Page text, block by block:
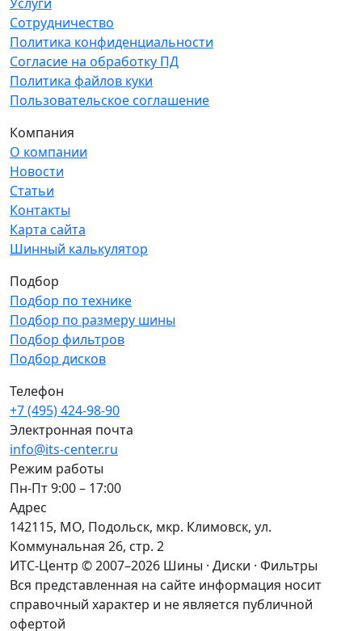
Сотрудничество
Политика конфиденциальности
Согласие на обработку ПД
Политика файлов куки
Пользовательское соглашение
Компания
О компании
Новости
Статьи
Контакты
Карта сайта
Шинный калькулятор
Подбор
Подбор по технике
Подбор по размеру шины
Подбор фильтров
Подбор дисков
Телефон
+7 (495) 424-98-90
Электронная почта
info@its-center.ru
Режим работы
Пн-Пт 9:00 – 17:00
Адрес
142115, МО, Подольск, мкр. Климовск, ул.
Коммунальная 26, стр. 2
ИТС-Центр © 2007–2026 Шины · Диски · Фильтры
Вся представленная на сайте информация носит
справочный характер и не является публичной
офертой